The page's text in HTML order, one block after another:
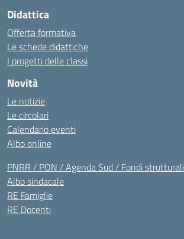
Didattica
Offerta formativa
Le schede didattiche
I progetti delle classi
Novità
Le notizie
Le circolari
Calendario eventi
Albo online
PNRR / PON / Agenda Sud / Fondi strutturali
Albo sindacale
RE Famiglie
RE Docenti